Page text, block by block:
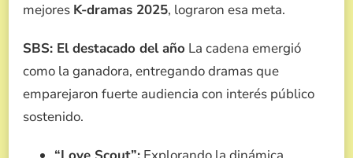
mejores K-dramas 2025, lograron esa meta.
SBS: El destacado del año La cadena emergió
como la ganadora, entregando dramas que
emparejaron fuerte audiencia con interés público
sostenido.